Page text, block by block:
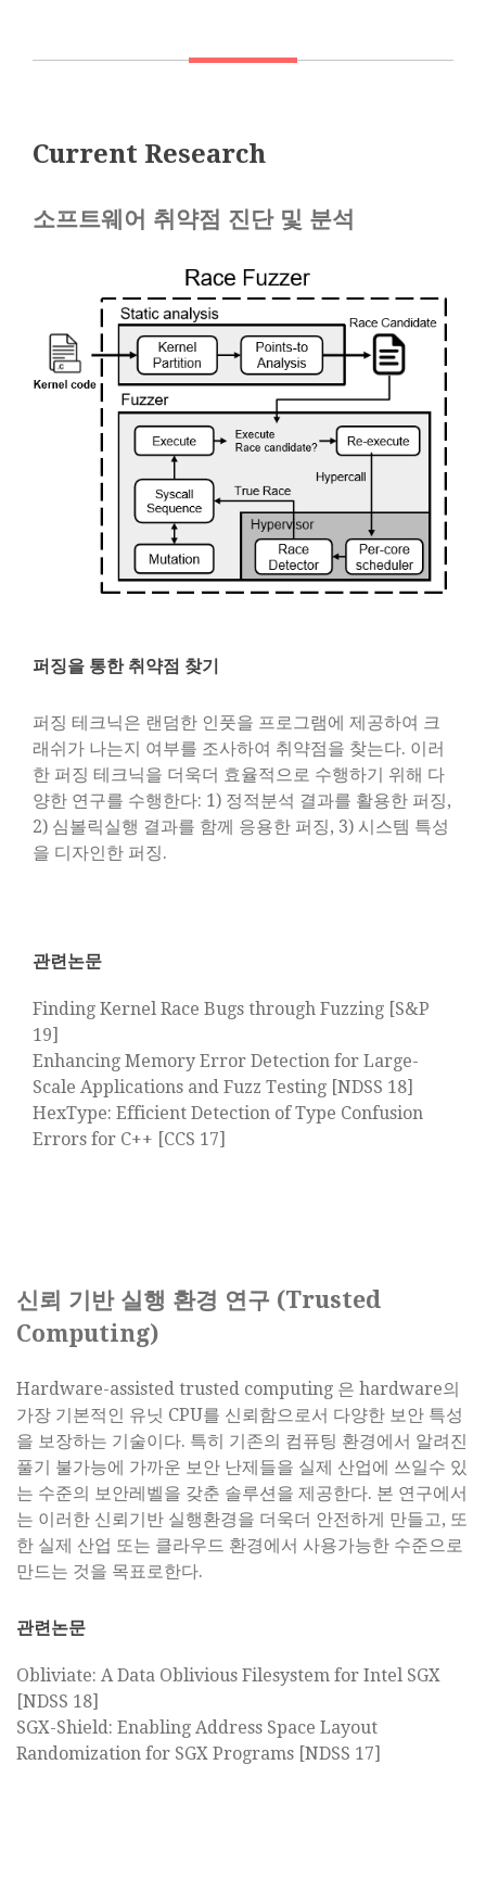
Current Research
소프트웨어 취약점 진단 및 분석
퍼징을 통한 취약점 찾기
퍼징 테크닉은 랜덤한 인풋을 프로그램에 제공하여 크
래쉬가 나는지 여부를 조사하여 취약점을 찾는다. 이러
한 퍼징 테크닉을 더욱더 효율적으로 수행하기 위해 다
양한 연구를 수행한다: 1) 정적분석 결과를 활용한 퍼징,
2) 심볼릭실행 결과를 함께 응용한 퍼징, 3) 시스템 특성
을 디자인한 퍼징.
관련논문
Finding Kernel Race Bugs through Fuzzing [S&P
19]
Enhancing Memory Error Detection for Large-
Scale Applications and Fuzz Testing [NDSS 18]
HexType: Efficient Detection of Type Confusion
Errors for C++ [CCS 17]
신뢰 기반 실행 환경 연구 (Trusted
Computing)
Hardware-assisted trusted computing 은 hardware의
가장 기본적인 유닛 CPU를 신뢰함으로서 다양한 보안 특성
을 보장하는 기술이다. 특히 기존의 컴퓨팅 환경에서 알려진
풀기 불가능에 가까운 보안 난제들을 실제 산업에 쓰일수 있
는 수준의 보안레벨을 갖춘 솔루션을 제공한다. 본 연구에서
는 이러한 신뢰기반 실행환경을 더욱더 안전하게 만들고, 또
한 실제 산업 또는 클라우드 환경에서 사용가능한 수준으로
만드는 것을 목표로한다.
관련논문
Obliviate: A Data Oblivious Filesystem for Intel SGX
[NDSS 18]
SGX-Shield: Enabling Address Space Layout
Randomization for SGX Programs [NDSS 17]